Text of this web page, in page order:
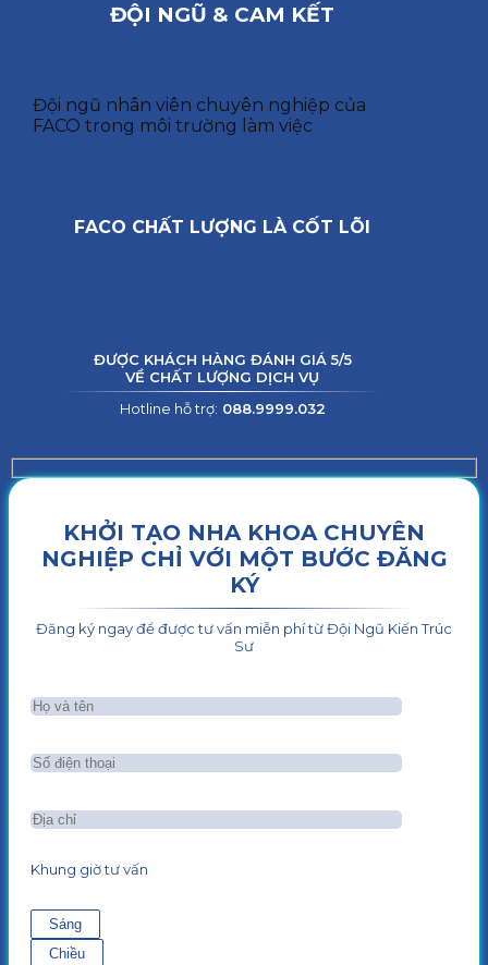
ĐỘI NGŨ & CAM KẾT
Đội ngũ nhân viên chuyên nghiệp của
FACO trong môi trường làm việc
FACO CHẤT LƯỢNG LÀ CỐT LÕI
ĐƯỢC KHÁCH HÀNG ĐÁNH GIÁ 5/5
VỀ CHẤT LƯỢNG DỊCH VỤ
Hotline hỗ trợ: 088.9999.032
KHỞI TẠO NHA KHOA CHUYÊN
NGHIỆP CHỈ VỚI MỘT BƯỚC ĐĂNG
KÝ
Đăng ký ngay để được tư vấn miễn phí từ Đội Ngũ Kiến Trúc
Sư
Khung giờ tư vấn
Sáng
Chiều